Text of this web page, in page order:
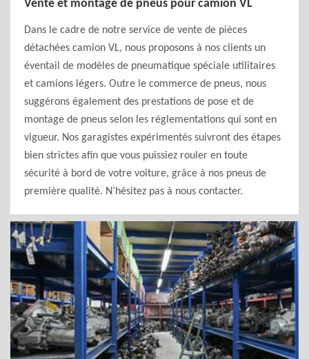
Vente et montage de pneus pour camion VL
Dans le cadre de notre service de vente de pièces
détachées camion VL, nous proposons à nos clients un
éventail de modèles de pneumatique spéciale utilitaires
et camions légers. Outre le commerce de pneus, nous
suggérons également des prestations de pose et de
montage de pneus selon les réglementations qui sont en
vigueur. Nos garagistes expérimentés suivront des étapes
bien strictes afin que vous puissiez rouler en toute
sécurité à bord de votre voiture, grâce à nos pneus de
première qualité. N’hésitez pas à nous contacter.